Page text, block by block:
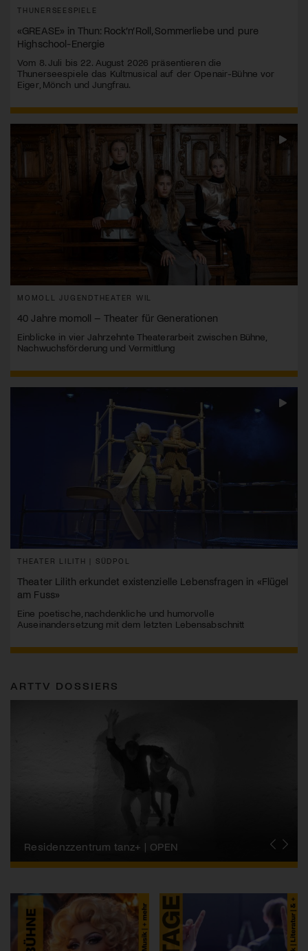
THUNERSEESPIELE
«GREASE» in Thun: Rock’n’Roll, Sommerliebe und pure
Highschool-Energie
Vom 8. Juli bis 22. August 2026 präsentieren die
Thunerseespiele das Kultmusical auf der Openair-Bühne vor
Eiger, Mönch und Jungfrau.
MOMOLL JUGENDTHEATER WIL
40 Jahre momoll – Theater für Generationen
Einblicke in vier Jahrzehnte Theaterarbeit zwischen Bühne,
Nachwuchsförderung und Vermittlung
THEATER LILITH | SÜDPOL
Theater Lilith erkundet existenzielle Lebensfragen in «Flügel
am Fuss»
Eine poetische, nachdenkliche und humorvolle
Auseinandersetzung mit dem letzten Lebensabschnitt
ARTTV DOSSIERS
Migros-Kulturprozent | Tanzfestival Steps
Residenzzentrum tanz+ | OPEN
Tanzszene Schweiz